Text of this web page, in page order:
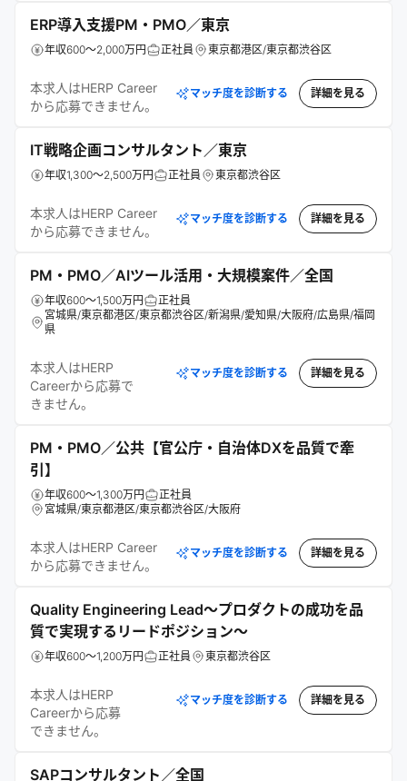
ERP導入支援PM・PMO／東京
年収600～2,000万円 正社員 東京都港区/東京都渋谷区
本求人はHERP Career
から応募できません。
マッチ度を診断する 詳細を見る
IT戦略企画コンサルタント／東京
年収1,300～2,500万円 正社員 東京都渋谷区
本求人はHERP Career
から応募できません。
マッチ度を診断する 詳細を見る
PM・PMO／AIツール活用・大規模案件／全国
年収600～1,500万円
正社員
宮城県/東京都港区/東京都渋谷区/新潟県/愛知県/大阪府/広島県/福岡
県
本求人はHERP
Careerから応募で
きません。
マッチ度を診断する 詳細を見る
PM・PMO／公共【官公庁・自治体DXを品質で牽
引】
年収600～1,300万円
正社員
宮城県/東京都港区/東京都渋谷区/大阪府
本求人はHERP Career
から応募できません。
マッチ度を診断する 詳細を見る
Quality Engineering Lead～プロダクトの成功を品
質で実現するリードポジション～
年収600～1,200万円 正社員 東京都渋谷区
本求人はHERP
Careerから応募
できません。
マッチ度を診断する 詳細を見る
SAPコンサルタント／全国